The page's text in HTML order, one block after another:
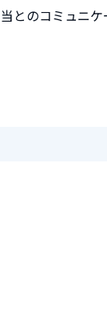
とのコミュニ